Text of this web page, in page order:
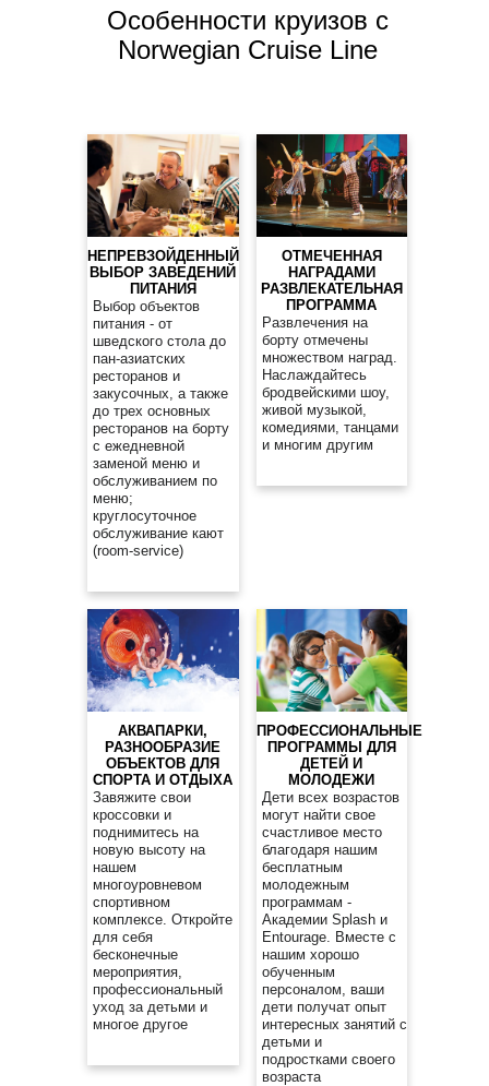
Особенности круизов с
Norwegian Cruise Line
НЕПРЕВЗОЙДЕННЫЙ
ВЫБОР ЗАВЕДЕНИЙ
ПИТАНИЯ
Выбор объектов
питания - от
шведского стола до
пан-азиатских
ресторанов и
закусочных, а также
до трех основных
ресторанов на борту
с ежедневной
заменой меню и
обслуживанием по
меню;
круглосуточное
обслуживание кают
(room-service)
ОТМЕЧЕННАЯ
НАГРАДАМИ
РАЗВЛЕКАТЕЛЬНАЯ
ПРОГРАММА
Развлечения на
борту отмечены
множеством наград.
Наслаждайтесь
бродвейскими шоу,
живой музыкой,
комедиями, танцами
и многим другим
АКВАПАРКИ,
РАЗНООБРАЗИЕ
ОБЪЕКТОВ ДЛЯ
СПОРТА И ОТДЫХА
Завяжите свои
кроссовки и
поднимитесь на
новую высоту на
нашем
многоуровневом
спортивном
комплексе. Откройте
для себя
бесконечные
мероприятия,
профессиональный
уход за детьми и
многое другое
ПРОФЕССИОНАЛЬНЫЕ
ПРОГРАММЫ ДЛЯ
ДЕТЕЙ И
МОЛОДЕЖИ
Дети всех возрастов
могут найти свое
счастливое место
благодаря нашим
бесплатным
молодежным
программам -
Академии Splash и
Entourage. Вместе с
нашим хорошо
обученным
персоналом, ваши
дети получат опыт
интересных занятий с
детьми и
подростками своего
возраста